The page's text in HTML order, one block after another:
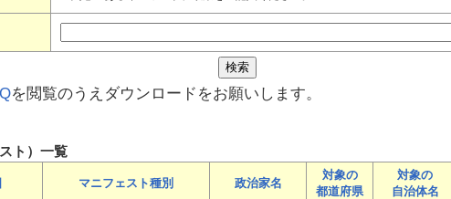
を閲覧のうえダウンロードをお願いします。
ト）一覧
マニフェスト種別 政治家名
対象の
都道府県
対象の
自治体名